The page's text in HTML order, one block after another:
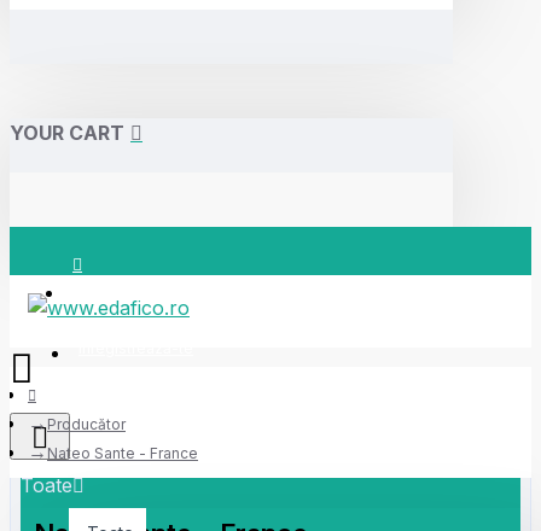
YOUR CART
Toate
Producător
Nateo Sante - France